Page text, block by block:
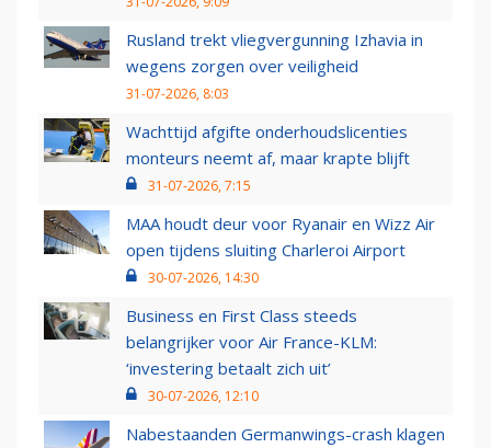
Rusland trekt vliegvergunning Izhavia in
wegens zorgen over veiligheid
31-07-2026, 8:03
Wachttijd afgifte onderhoudslicenties
monteurs neemt af, maar krapte blijft
31-07-2026, 7:15
MAA houdt deur voor Ryanair en Wizz Air
open tijdens sluiting Charleroi Airport
30-07-2026, 14:30
Business en First Class steeds
belangrijker voor Air France-KLM:
‘investering betaalt zich uit’
30-07-2026, 12:10
Nabestaanden Germanwings-crash klagen